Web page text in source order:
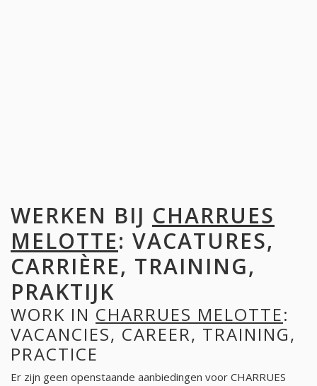
WERKEN BIJ CHARRUES
MELOTTE: VACATURES,
CARRIÈRE, TRAINING,
PRAKTIJK
WORK IN CHARRUES MELOTTE:
VACANCIES, CAREER, TRAINING,
PRACTICE
Er zijn geen openstaande aanbiedingen voor CHARRUES